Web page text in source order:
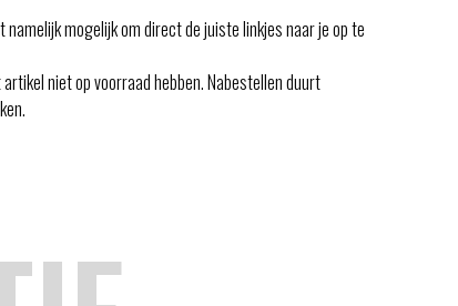
mogelijk om direct de juiste linkjes naar je op te
niet op voorraad hebben. Nabestellen duurt